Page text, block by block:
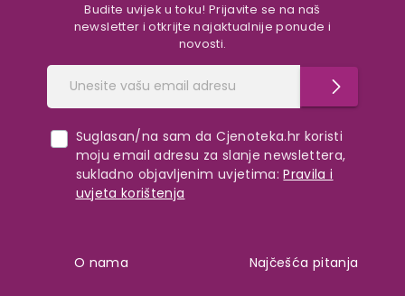
Budite uvijek u toku! Prijavite se na naš
newsletter i otkrijte najaktualnije ponude i
novosti.
Suglasan/na sam da Cjenoteka.hr koristi
moju email adresu za slanje newslettera,
sukladno objavljenim uvjetima: Pravila i
uvjeta korištenja
O nama Najčešća pitanja